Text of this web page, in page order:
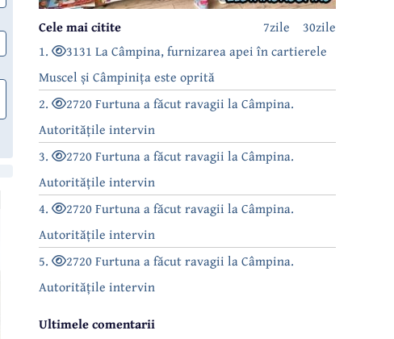
30zile
7zile
Cele mai citite
1.
3131 La Câmpina, furnizarea apei în cartierele
Muscel și Câmpinița este oprită
2.
2720 Furtuna a făcut ravagii la Câmpina.
Autoritățile intervin
3.
2720 Furtuna a făcut ravagii la Câmpina.
Autoritățile intervin
4.
2720 Furtuna a făcut ravagii la Câmpina.
Autoritățile intervin
5.
2720 Furtuna a făcut ravagii la Câmpina.
Autoritățile intervin
Ultimele comentarii